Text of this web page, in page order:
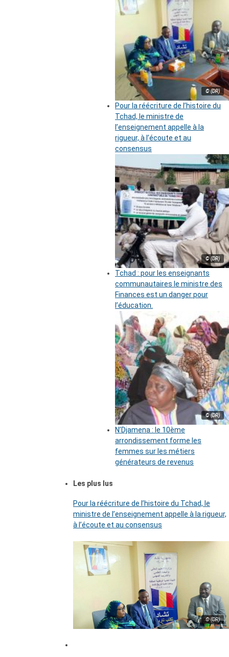
© (DR)
Pour la réécriture de l’histoire du
Tchad, le ministre de
l’enseignement appelle à la
rigueur, à l’écoute et au
consensus
© (DR)
Tchad : pour les enseignants
communautaires le ministre des
Finances est un danger pour
l’éducation.
© (DR)
N’Djamena : le 10ème
arrondissement forme les
femmes sur les métiers
générateurs de revenus
Les plus lus
Pour la réécriture de l’histoire du Tchad, le
ministre de l’enseignement appelle à la rigueur,
à l’écoute et au consensus
© (DR)